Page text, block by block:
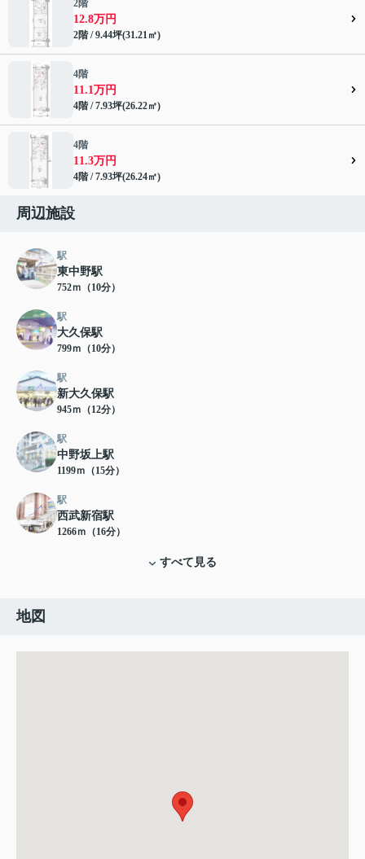
2階
12.8万円
2階 / 9.44坪(31.21㎡)
4階
11.1万円
4階 / 7.93坪(26.22㎡)
4階
11.3万円
4階 / 7.93坪(26.24㎡)
周辺施設
駅
東中野駅
752ｍ（10分）
駅
大久保駅
799ｍ（10分）
駅
新大久保駅
945ｍ（12分）
駅
中野坂上駅
1199ｍ（15分）
駅
西武新宿駅
1266ｍ（16分）
すべて見る
地図